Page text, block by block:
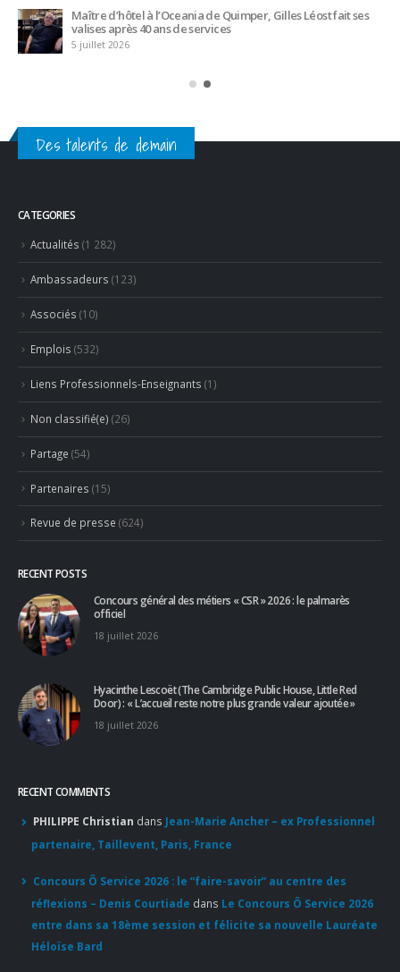
Maître d’hôtel à l’Oceania de Quimper, Gilles Léost fait ses
valises après 40 ans de services
5 juillet 2026
Des talents de demain
CATEGORIES
Actualités (1 282)
Ambassadeurs (123)
Associés (10)
Emplois (532)
Liens Professionnels-Enseignants (1)
Non classifié(e) (26)
Partage (54)
Partenaires (15)
Revue de presse (624)
RECENT POSTS
Concours général des métiers « CSR » 2026 : le palmarès
officiel
18 juillet 2026
Hyacinthe Lescoët (The Cambridge Public House, Little Red
Door) : « L’accueil reste notre plus grande valeur ajoutée »
18 juillet 2026
RECENT COMMENTS
PHILIPPE Christian dans Jean-Marie Ancher – ex Professionnel
partenaire, Taillevent, Paris, France
Concours Ô Service 2026 : le “faire-savoir” au centre des
réflexions – Denis Courtiade dans Le Concours Ô Service 2026
entre dans sa 18ème session et félicite sa nouvelle Lauréate
Héloïse Bard